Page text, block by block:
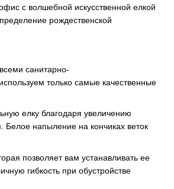
с волшебной искусственной елкой
рождественской
санитарно-
только самые качественные
елку благодаря увеличению
Белое напыление на кончиках веток
позволяет вам устанавливать ее
гибкость при обустройстве